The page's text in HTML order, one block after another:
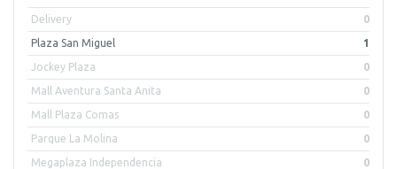
Delivery 0
Plaza San Miguel 1
Jockey Plaza 0
Mall Aventura Santa Anita 0
Mall Plaza Comas 0
Parque La Molina 0
Megaplaza Independencia 0